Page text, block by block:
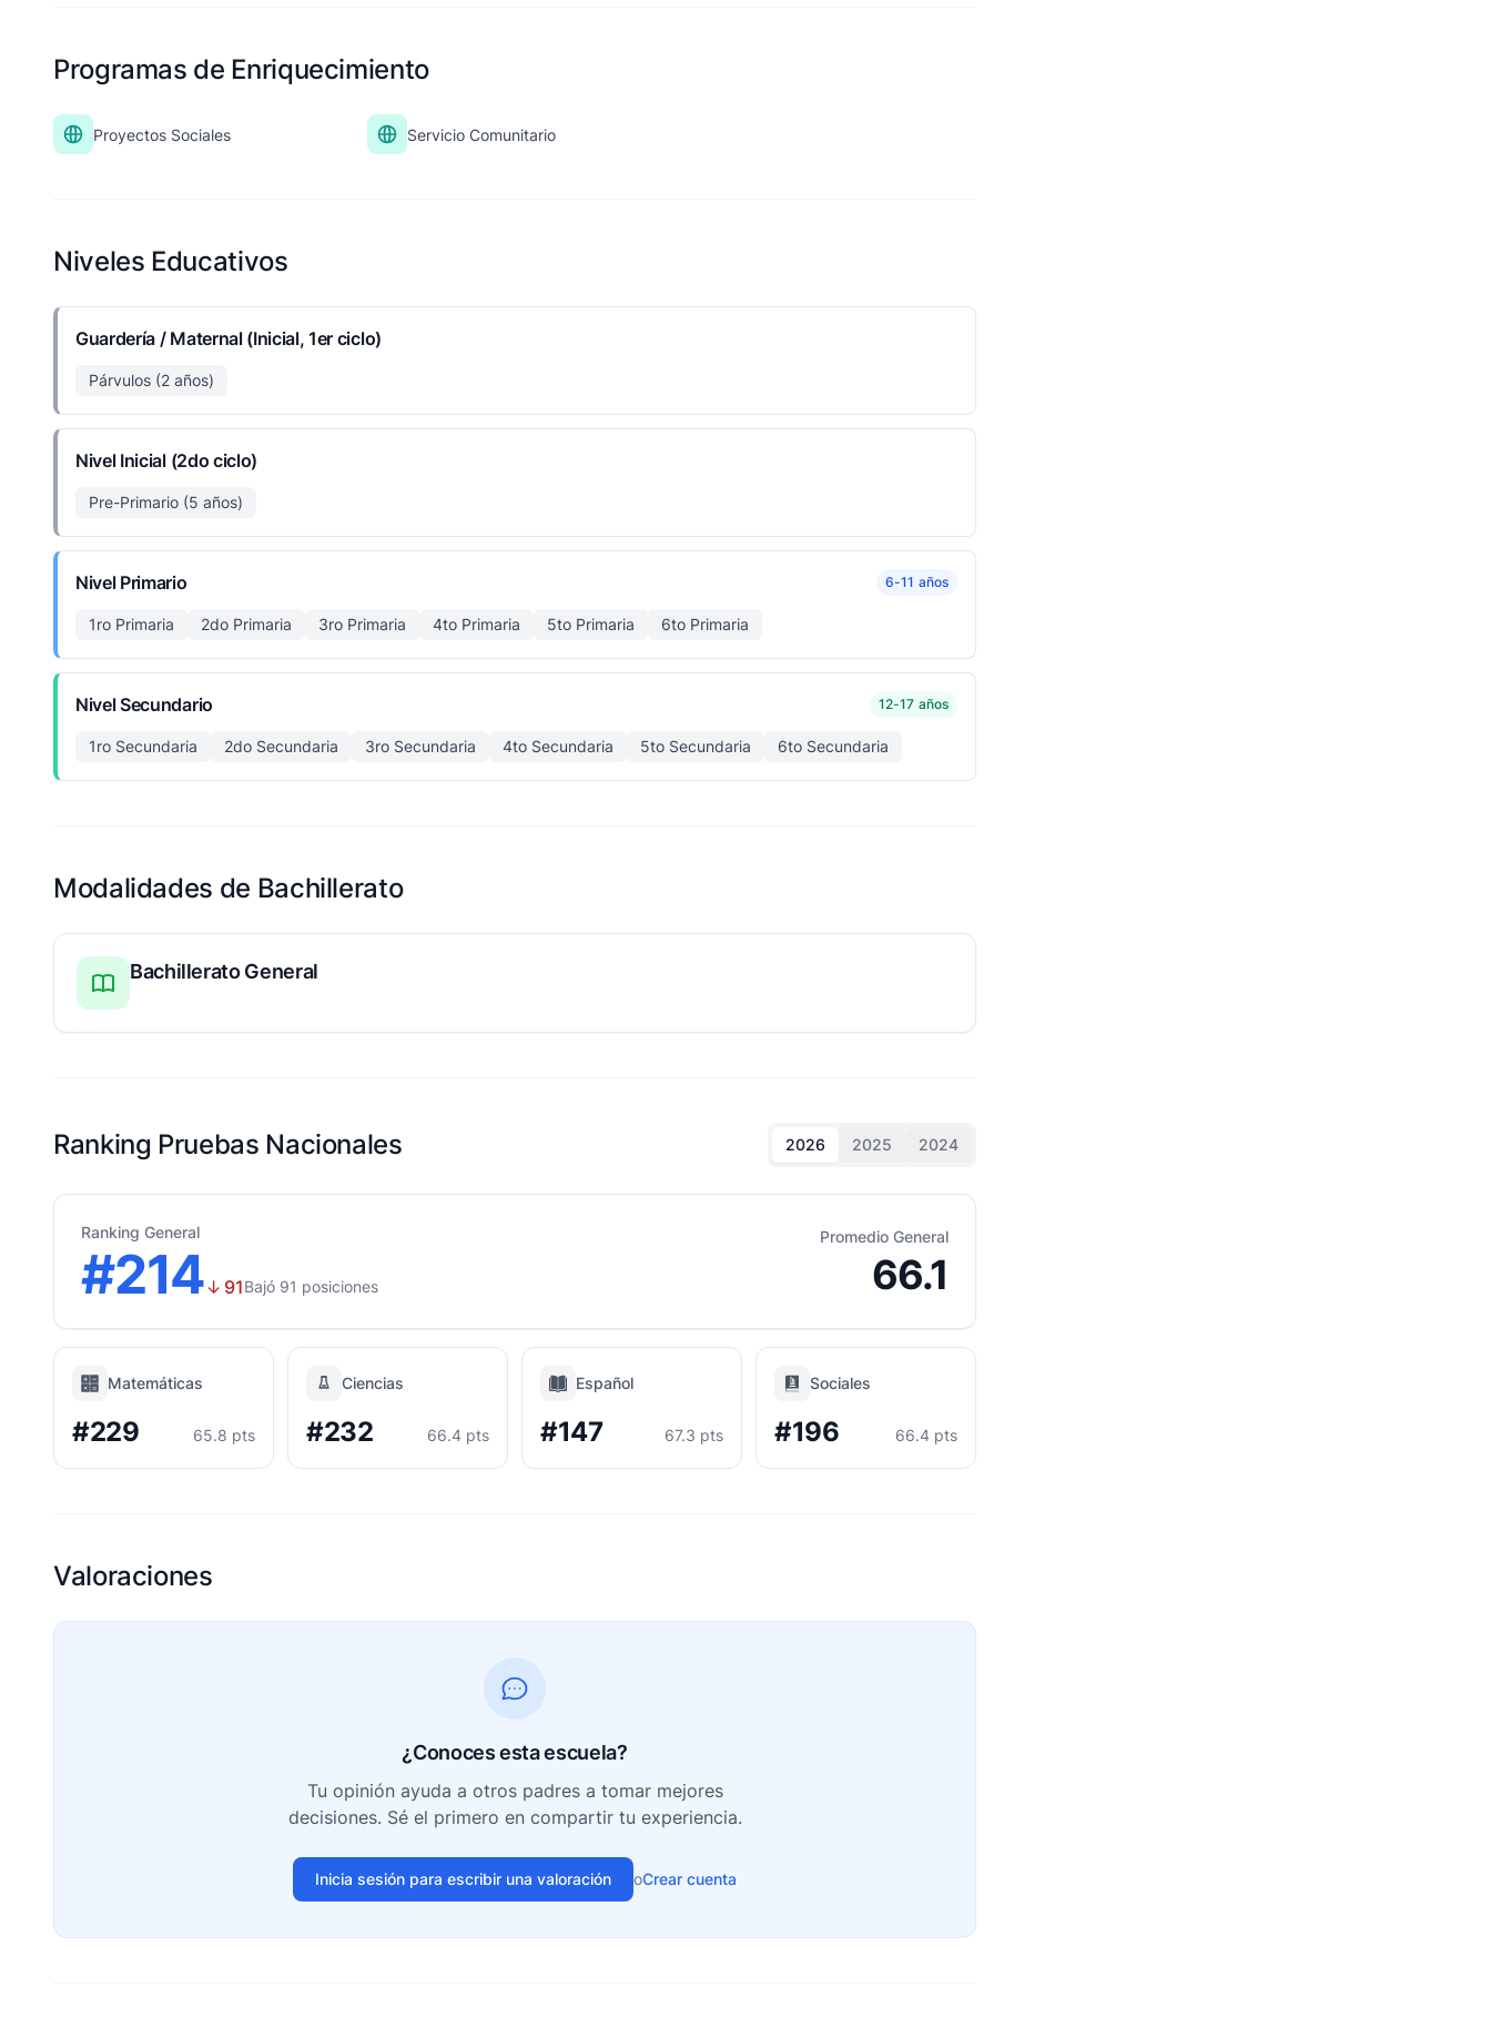
Programas de Enriquecimiento
Proyectos Sociales Servicio Comunitario
Niveles Educativos
Guardería / Maternal (Inicial, 1er ciclo)
Párvulos (2 años)
Nivel Inicial (2do ciclo)
Pre-Primario (5 años)
Nivel Primario 6-11 años
1ro Primaria 2do Primaria 3ro Primaria 4to Primaria 5to Primaria 6to Primaria
Nivel Secundario 12-17 años
1ro Secundaria 2do Secundaria 3ro Secundaria 4to Secundaria 5to Secundaria 6to Secundaria
Modalidades de Bachillerato
Bachillerato General
Ranking Pruebas Nacionales 2026 2025 2024
Ranking General
#214↓ 91Bajó 91 posiciones
Promedio General
66.1
Matemáticas
#229 65.8 pts
Ciencias
#232 66.4 pts
Español
#147 67.3 pts
Sociales
#196 66.4 pts
Valoraciones
¿Conoces esta escuela?
Tu opinión ayuda a otros padres a tomar mejores
decisiones. Sé el primero en compartir tu experiencia.
Inicia sesión para escribir una valoración oCrear cuenta